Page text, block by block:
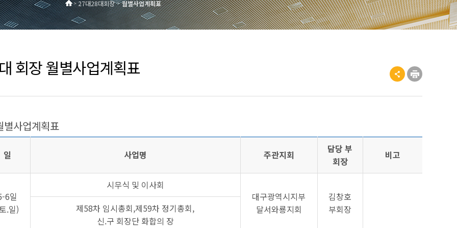
>27대28대회장>월별사업계획표
회장 월별사업계획표
사업계획표
일 사업명 주관지회
담당 부
회장
비고
6일
.일)
시무식 및 이사회
대구광역시지부
달서와룡지회
김창호
부회장
제58차 임시총회,제59차 정기총회,
신.구 회장단 화합의 장